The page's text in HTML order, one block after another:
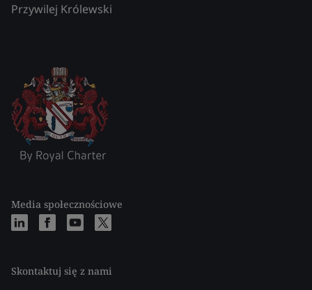
Przywilej Królewski
Media społecznościowe
Skontaktuj się z nami